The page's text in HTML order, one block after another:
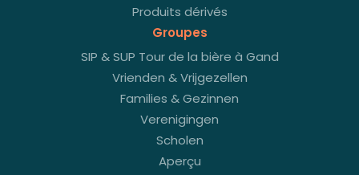
Produits dérivés
Groupes
SIP & SUP Tour de la bière à Gand
Vrienden & Vrijgezellen
Families & Gezinnen
Verenigingen
Scholen
Aperçu